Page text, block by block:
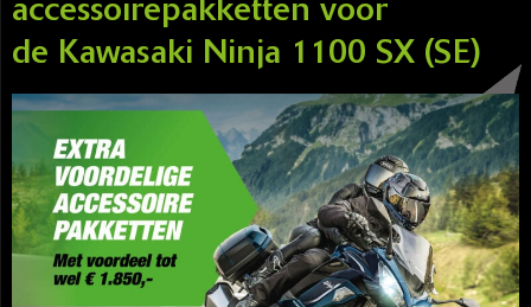
accessoirepakketten voor
de Kawasaki Ninja 1100 SX (SE)